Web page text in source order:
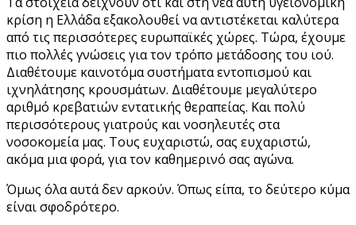
κρίση η Ελλάδα εξακολουθεί να αντιστέκεται καλύτερα
από τις περισσότερες ευρωπαϊκές χώρες. Τώρα, έχουμε
πιο πολλές γνώσεις για τον τρόπο μετάδοσης του ιού.
Διαθέτουμε καινοτόμα συστήματα εντοπισμού και
ιχνηλάτησης κρουσμάτων. Διαθέτουμε μεγαλύτερο
αριθμό κρεβατιών εντατικής θεραπείας. Και πολύ
περισσότερους γιατρούς και νοσηλευτές στα
νοσοκομεία μας. Τους ευχαριστώ, σας ευχαριστώ,
ακόμα μια φορά, για τον καθημερινό σας αγώνα.
Όμως όλα αυτά δεν αρκούν. Όπως είπα, το δεύτερο κύμα
είναι σφοδρότερο.